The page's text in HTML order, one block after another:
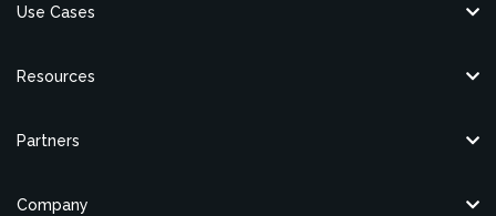
Use Cases
Resources
Partners
Company